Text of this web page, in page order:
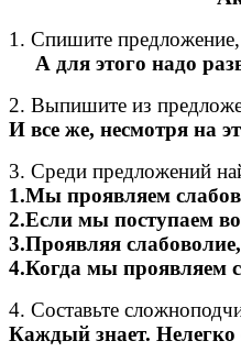
1. Спишите предложение,
А для этого надо
2. Выпишите из
И все же, несмотря на
3. Среди предложений
1.Мы проявляем
2.Если мы поступаем
3.Проявляя
4.Когда мы проявляем
4. Составьте
Каждый знает. Нелегко